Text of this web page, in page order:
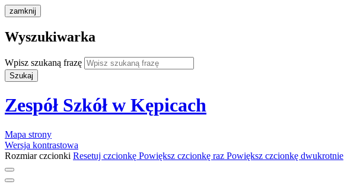
zamknij
Wyszukiwarka
Wpisz szukaną frazę
Szukaj
Zespół Szkół w Kępicach
Mapa strony
Wersja kontrastowa
Rozmiar czcionki Resetuj czcionkę Powiększ czcionkę raz Powiększ czcionkę dwukrotnie